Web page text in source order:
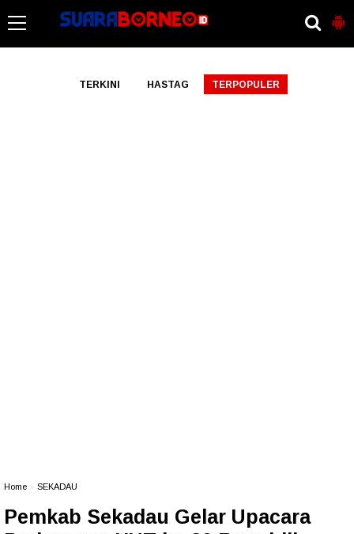
TERKINI HASTAG TERPOPULER
Home SEKADAU
Pemkab Sekadau Gelar Upacara